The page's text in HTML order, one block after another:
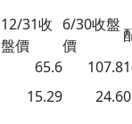
12/31收
盤價
6/30收盤
價
65.6 107.8
15.29 24.6